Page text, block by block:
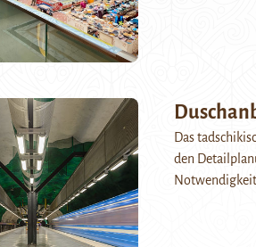
Das
den
Notwendigkeit